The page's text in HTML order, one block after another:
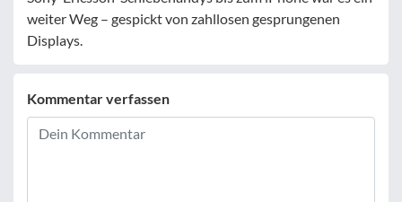
weiter Weg – gespickt von zahllosen gesprungenen
Displays.
Kommentar verfassen